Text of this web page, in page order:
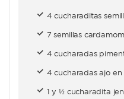
4 cucharaditas
7 semillas
4 cucharadas
4 cucharadas ajo
1 y ½ cucharadita